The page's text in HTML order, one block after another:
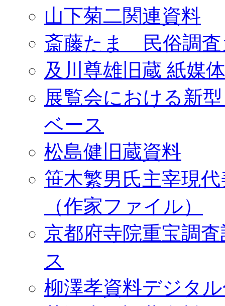
山下菊二関連資料
斎藤たま 民俗調査
及川尊雄旧蔵 紙媒
展覧会における新
ベース
松島健旧蔵資料
笹木繁男氏主宰現
（作家ファイル）
京都府寺院重宝調
ス
柳澤孝資料デジタ